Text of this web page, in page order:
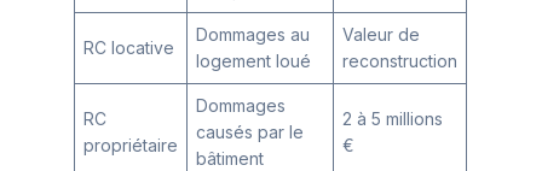
RC locative
Dommages au
logement loué
Valeur de
reconstruction
RC
propriétaire
Dommages
causés par le
bâtiment
2 à 5 millions
€